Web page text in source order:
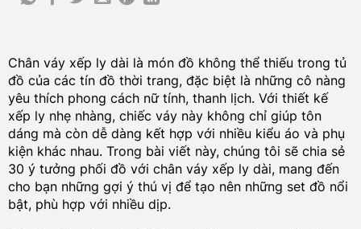
Chân váy xếp ly dài là món đồ không thể thiếu trong tủ
đồ của các tín đồ thời trang, đặc biệt là những cô nàng
yêu thích phong cách nữ tính, thanh lịch. Với thiết kế
xếp ly nhẹ nhàng, chiếc váy này không chỉ giúp tôn
dáng mà còn dễ dàng kết hợp với nhiều kiểu áo và phụ
kiện khác nhau. Trong bài viết này, chúng tôi sẽ chia sẻ
30 ý tưởng phối đồ với chân váy xếp ly dài, mang đến
cho bạn những gợi ý thú vị để tạo nên những set đồ nổi
bật, phù hợp với nhiều dịp.